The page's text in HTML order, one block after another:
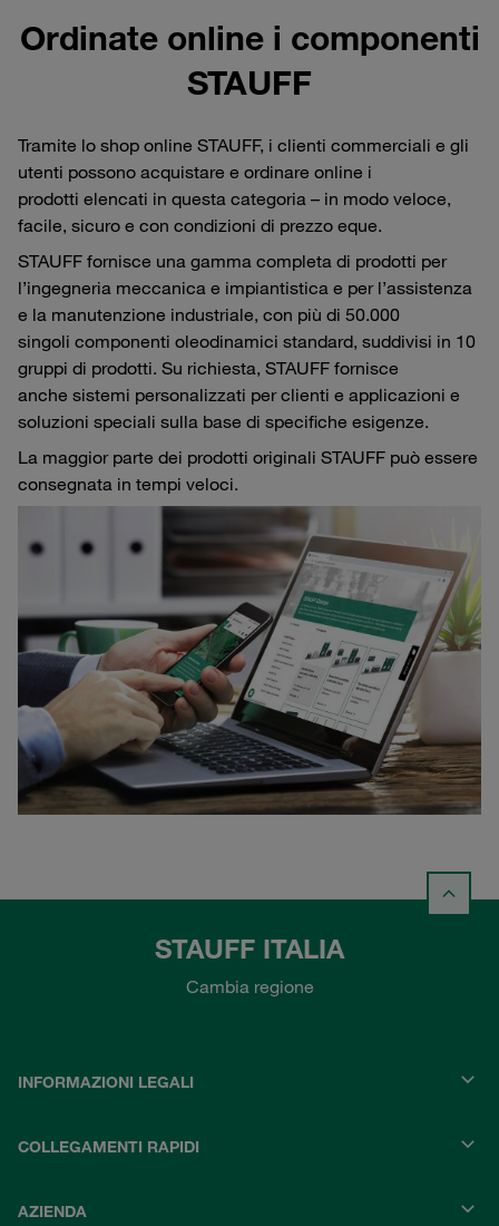
Ordinate online i componenti
STAUFF
Tramite lo shop online STAUFF, i clienti commerciali e gli
utenti possono acquistare e ordinare online i
prodotti elencati in questa categoria – in modo veloce,
facile, sicuro e con condizioni di prezzo eque.
STAUFF fornisce una gamma completa di prodotti per
l’ingegneria meccanica e impiantistica e per l’assistenza
e la manutenzione industriale, con più di 50.000
singoli componenti oleodinamici standard, suddivisi in 10
gruppi di prodotti. Su richiesta, STAUFF fornisce
anche sistemi personalizzati per clienti e applicazioni e
soluzioni speciali sulla base di specifiche esigenze.
La maggior parte dei prodotti originali STAUFF può essere
consegnata in tempi veloci.
STAUFF ITALIA
Cambia regione
INFORMAZIONI LEGALI
COLLEGAMENTI RAPIDI
AZIENDA